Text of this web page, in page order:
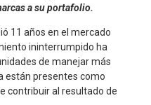
a su portafolio.
11 años en el mercado
ininterrumpido ha
de manejar más
están presentes como
contribuir al resultado de